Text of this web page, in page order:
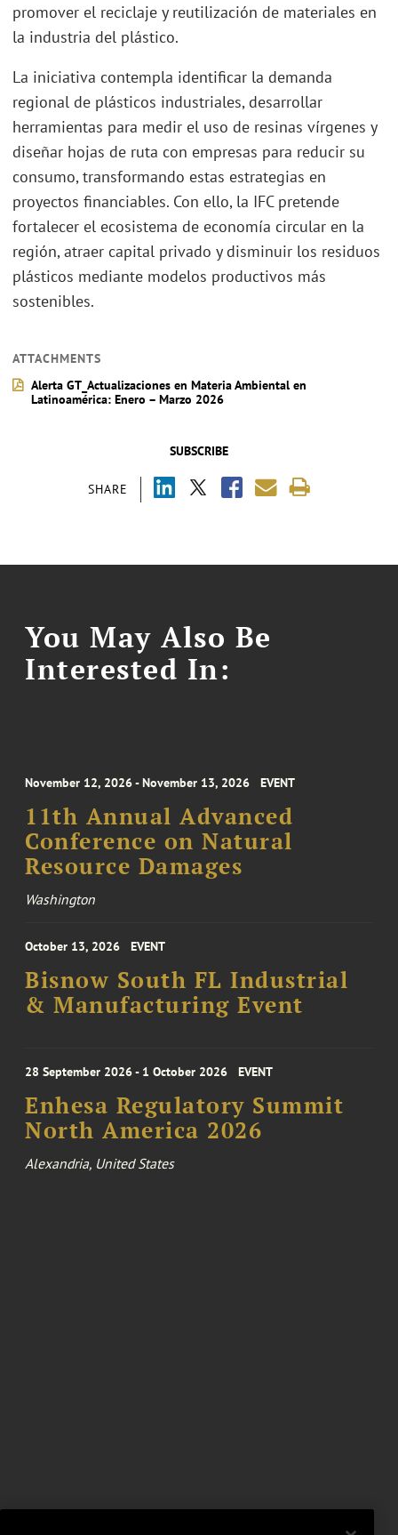
SUBSCRIBE
SHARE
promover el reciclaje y reutilización de materiales en
la industria del plástico.
La iniciativa contempla identificar la demanda
regional de plásticos industriales, desarrollar
herramientas para medir el uso de resinas vírgenes y
diseñar hojas de ruta con empresas para reducir su
consumo, transformando estas estrategias en
proyectos financiables. Con ello, la IFC pretende
fortalecer el ecosistema de economía circular en la
región, atraer capital privado y disminuir los residuos
plásticos mediante modelos productivos más
sostenibles.
ATTACHMENTS
Alerta GT_Actualizaciones en Materia Ambiental en
Latinoamérica: Enero – Marzo 2026
You May Also Be
Interested In:
November 12, 2026 - November 13, 2026 EVENT
11th Annual Advanced
Conference on Natural
Resource Damages
Washington
October 13, 2026 EVENT
Bisnow South FL Industrial
& Manufacturing Event
28 September 2026 - 1 October 2026 EVENT
Enhesa Regulatory Summit
North America 2026
Alexandria, United States